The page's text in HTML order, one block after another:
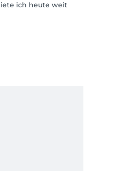
ich heute weit